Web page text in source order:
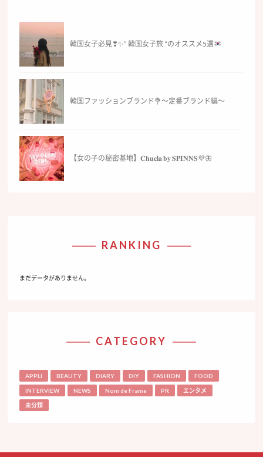
韓国女子必見❣✨” 韓国女子旅 “のオススメ5選
韓国ファッションブランド💐〜定番ブランド編〜
【女の子の秘密基地】𝐂𝐡𝐮𝐜𝐥𝐚 𝐛𝐲 𝐒‌𝐏‌𝐈‌𝐍‌𝐍‌𝐒💜🦋
RANKING
まだデータがありません。
CATEGORY
APPLI BEAUTY DIARY DIY FASHION FOOD
INTERVIEW NEWS Nom de Frame PR エンタメ
未分類